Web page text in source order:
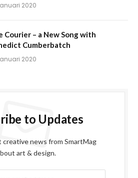
2020
Courier – a New Song with
Cumberbatch
2020
to Updates
news from SmartMag
art & design.